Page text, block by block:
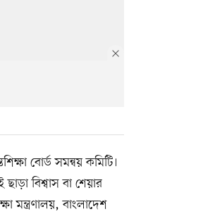
বোর্ড সমন্বয় কমিটি।
বিশ্বাস বা শেয়ার
মন্ত্রণালয়, বাংলাদেশ